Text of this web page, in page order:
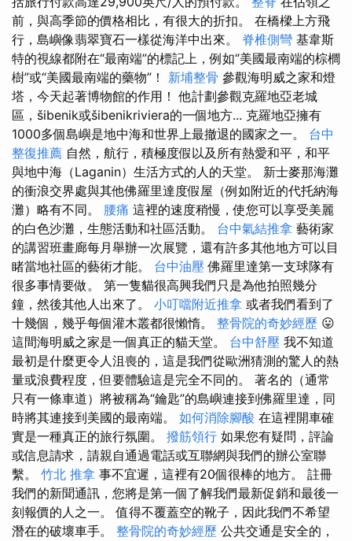
前，與高季節的價格相比，有很大的折扣。 在橋樑上方飛
行，島嶼像翡翠寶石一樣從海洋中出來。 脊椎側彎 基韋斯
特的視線都附在“最南端”的標記上，例如“美國最南端的棕櫚
樹”或“美國最南端的藥物”！ 新埔整骨 參觀海明威之家和燈
塔，今天起著博物館的作用！ 他計劃參觀克羅地亞老城
區，šibenik或šibenikriviera的一個地方... 克羅地亞擁有
1000多個島嶼是地中海和世界上最撤退的國家之一。 台中
整復推薦 自然，航行，積極度假以及所有熱愛和平，和平
與地中海（Laganin）生活方式的人的天堂。 新士麥那海灘
的衝浪交界處與其他佛羅里達度假屋（例如附近的代托納海
灘）略有不同。 腰痛 這裡的速度稍慢，使您可以享受美麗
的白色沙灘，生態活動和社區活動。 台中氣結推拿 藝術家
的講習班畫廊每月舉辦一次展覽，還有許多其他地方可以目
睹當地社區的藝術才能。 台中油壓 佛羅里達第一支球隊有
很多事情要做。 第一隻貓很高興我們只是為他拍照幾分
鐘，然後其他人出來了。 小叮噹附近推拿 或者我們看到了
十幾個，幾乎每個灌木叢都很懶惰。 整骨院的奇妙經歷 😛
這間海明威之家是一個真正的貓天堂。 台中舒壓 我不知道
最初是什麼更令人沮喪的，這是我們從歐洲猜測的驚人的熱
量或浪費程度，但要體驗這是完全不同的。 著名的（通常
只有一條車道）將被稱為“鑰匙”的島嶼連接到佛羅里達，同
時將其連接到美國的最南端。 如何消除腳酸 在這裡開車確
實是一種真正的旅行氛圍。 撥筋領行 如果您有疑問，評論
或信息請求，請親自通過電話或互聯網與我們的辦公室聯
繫。 竹北 推拿 事不宜遲，這裡有20個很棒的地方。 註冊
我們的新聞通訊，您將是第一個了解我們最新促銷和最後一
刻報價的人之一。 值得不覆蓋空的靴子，因此我們不希望
潛在的破壞車手。 整骨院的奇妙經歷 公共交通是安全的，